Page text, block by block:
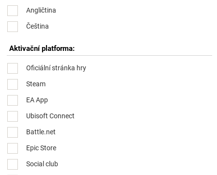
Angličtina
Čeština
Aktivační platforma:
Oficiální stránka hry
Steam
EA App
Ubisoft Connect
Battle.net
Epic Store
Social club